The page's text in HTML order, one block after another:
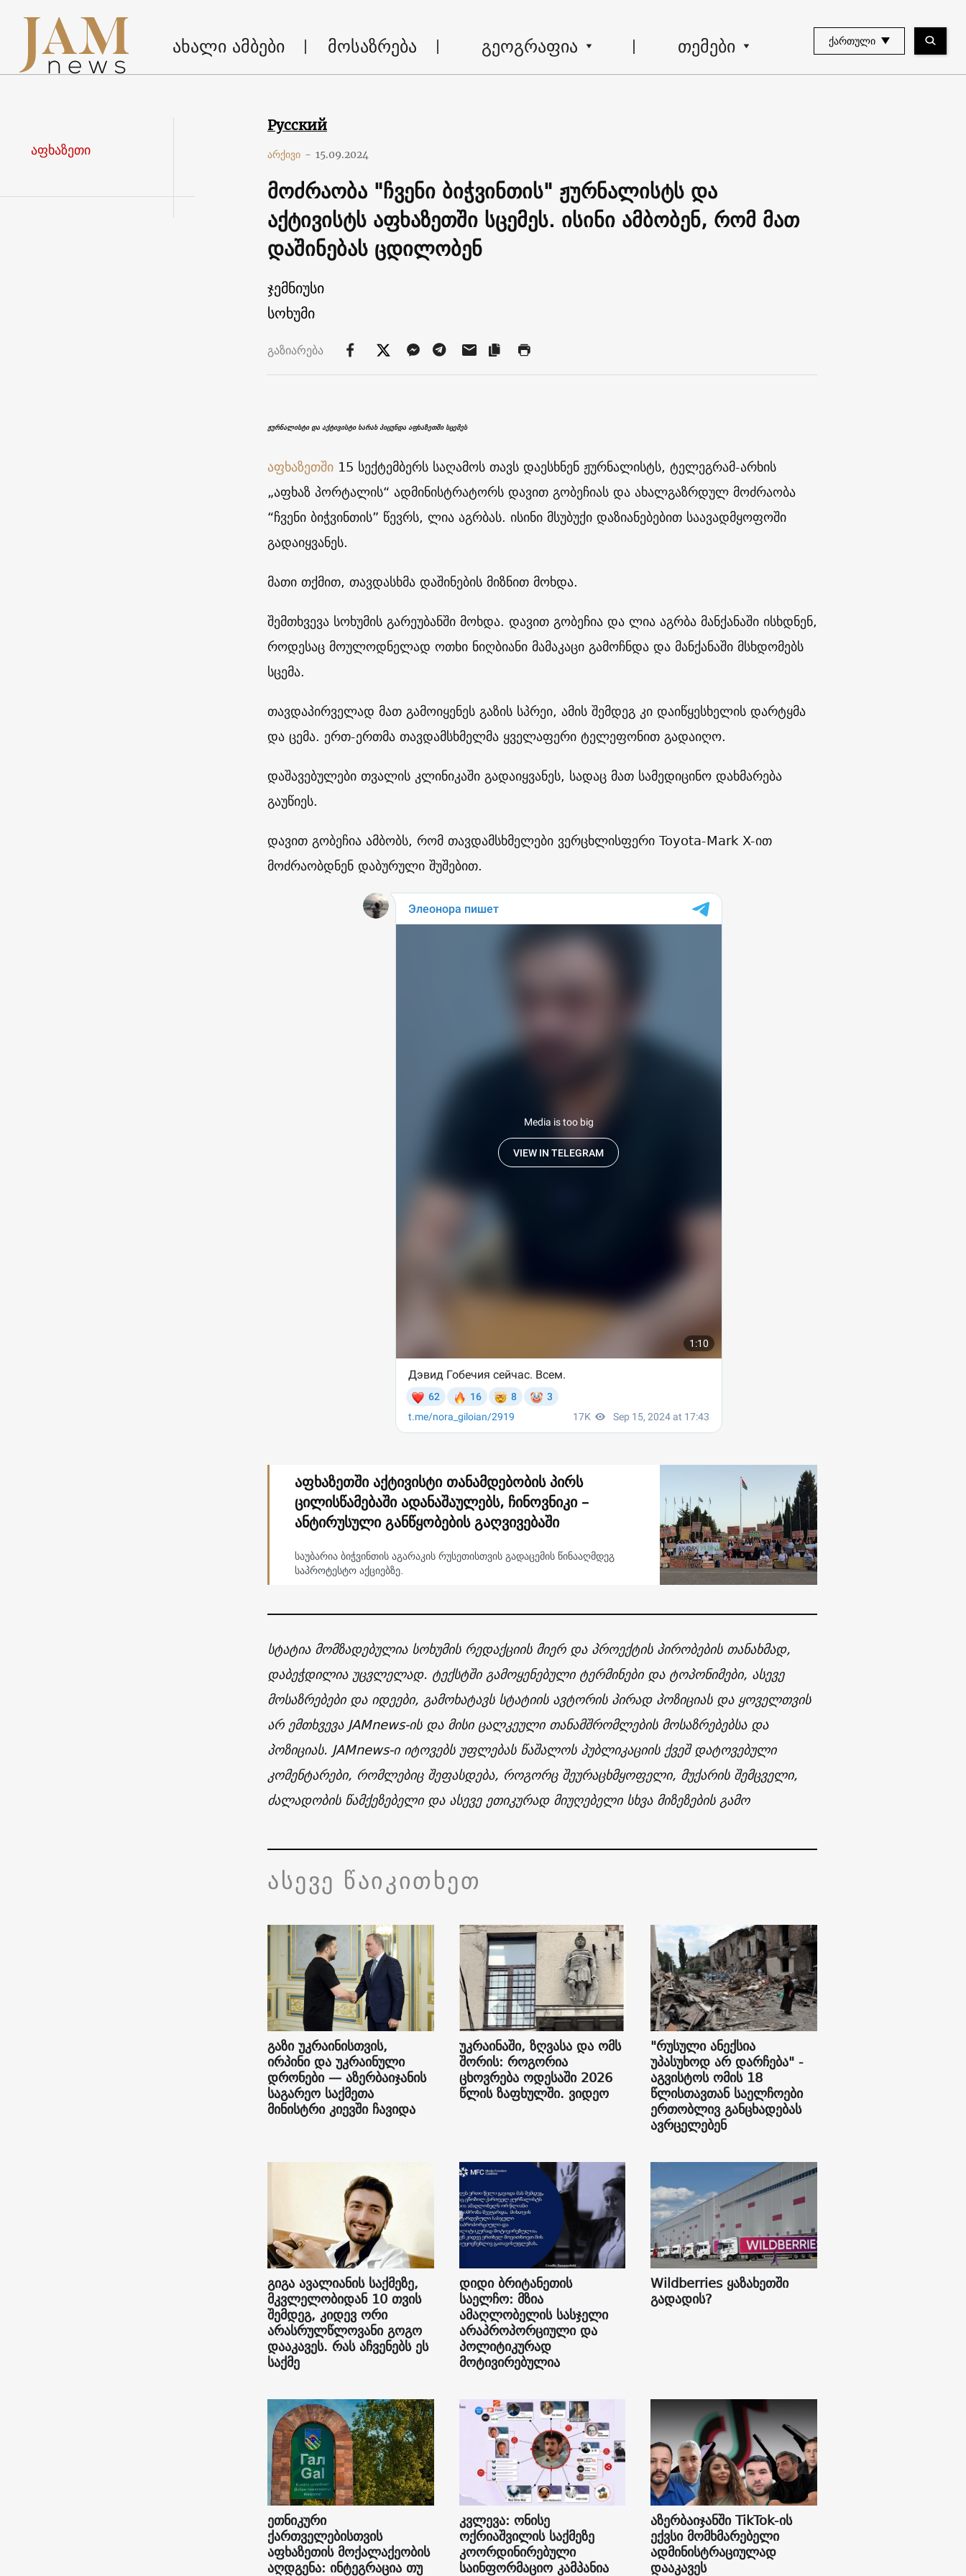
ახალი ამბები მოსაზრება გეოგრაფია თემები ᲥᲐᲠᲗᲣᲚᲘ
აფხაზეთი
Русский
არქივი - 15.09.2024
მოძრაობა "ჩვენი ბიჭვინთის" ჟურნალისტს და
აქტივისტს აფხაზეთში სცემეს. ისინი ამბობენ, რომ მათ
დაშინებას ცდილობენ
ჯემნიუსი
სოხუმი
გაზიარება
ჟურნალისტი და აქტივისტი ხარახ პიცუნდა აფხაზეთში სცემეს
აფხაზეთში 15 სექტემბერს საღამოს თავს დაესხნენ ჟურნალისტს, ტელეგრამ-არხის
„აფხაზ პორტალის“ ადმინისტრატორს დავით გობეჩიას და ახალგაზრდულ მოძრაობა
“ჩვენი ბიჭვინთის” წევრს, ლია აგრბას. ისინი მსუბუქი დაზიანებებით საავადმყოფოში
გადაიყვანეს.
მათი თქმით, თავდასხმა დაშინების მიზნით მოხდა.
შემთხვევა სოხუმის გარეუბანში მოხდა. დავით გობეჩია და ლია აგრბა მანქანაში ისხდნენ,
როდესაც მოულოდნელად ოთხი ნიღბიანი მამაკაცი გამოჩნდა და მანქანაში მსხდომებს
სცემა.
თავდაპირველად მათ გამოიყენეს გაზის სპრეი, ამის შემდეგ კი დაიწყესხელის დარტყმა
და ცემა. ერთ-ერთმა თავდამსხმელმა ყველაფერი ტელეფონით გადაიღო.
დაშავებულები თვალის კლინიკაში გადაიყვანეს, სადაც მათ სამედიცინო დახმარება
გაუწიეს.
დავით გობეჩია ამბობს, რომ თავდამსხმელები ვერცხლისფერი Toyota-Mark X-ით
მოძრაობდნენ დაბურული შუშებით.
აფხაზეთში აქტივისტი თანამდებობის პირს
ცილისწამებაში ადანაშაულებს, ჩინოვნიკი –
ანტირუსული განწყობების გაღვივებაში
საუბარია ბიჭვინთის აგარაკის რუსეთისთვის გადაცემის წინააღმდეგ
საპროტესტო აქციებზე.
სტატია მომზადებულია სოხუმის რედაქციის მიერ და პროექტის პირობების თანახმად,
დაბეჭდილია უცვლელად. ტექსტში გამოყენებული ტერმინები და ტოპონიმები, ასევე
მოსაზრებები და იდეები, გამოხატავს სტატიის ავტორის პირად პოზიციას და ყოველთვის
არ ემთხვევა JAMnews-ის და მისი ცალკეული თანამშრომლების მოსაზრებებსა და
პოზიციას. JAMnews-ი იტოვებს უფლებას წაშალოს პუბლიკაციის ქვეშ დატოვებული
კომენტარები, რომლებიც შეფასდება, როგორც შეურაცხმყოფელი, მუქარის შემცველი,
ძალადობის წამქეზებელი და ასევე ეთიკურად მიუღებელი სხვა მიზეზების გამო
ასევე წაიკითხეთ
გაზი უკრაინისთვის,
ირპინი და უკრაინული
დრონები — აზერბაიჯანის
საგარეო საქმეთა
მინისტრი კიევში ჩავიდა
უკრაინაში, ზღვასა და ომს
შორის: როგორია
ცხოვრება ოდესაში 2026
წლის ზაფხულში. ვიდეო
"რუსული ანექსია
უპასუხოდ არ დარჩება" -
აგვისტოს ომის 18
წლისთავთან საელჩოები
ერთობლივ განცხადებას
ავრცელებენ
გიგა ავალიანის საქმეზე,
მკვლელობიდან 10 თვის
შემდეგ, კიდევ ორი
არასრულწლოვანი გოგო
დააკავეს. რას აჩვენებს ეს
საქმე
დიდი ბრიტანეთის
საელჩო: მზია
ამაღლობელის სასჯელი
არაპროპორციული და
პოლიტიკურად
მოტივირებულია
Wildberries ყაზახეთში
გადადის?
ეთნიკური
ქართველებისთვის
აფხაზეთის მოქალაქეობის
აღდგენა: ინტეგრაცია თუ
კვლევა: ონისე
ოქრიაშვილის საქმეზე
კოორდინირებული
საინფორმაციო კამპანია
აზერბაიჯანში TikTok-ის
ექვსი მომხმარებელი
ადმინისტრაციულად
დააკავეს